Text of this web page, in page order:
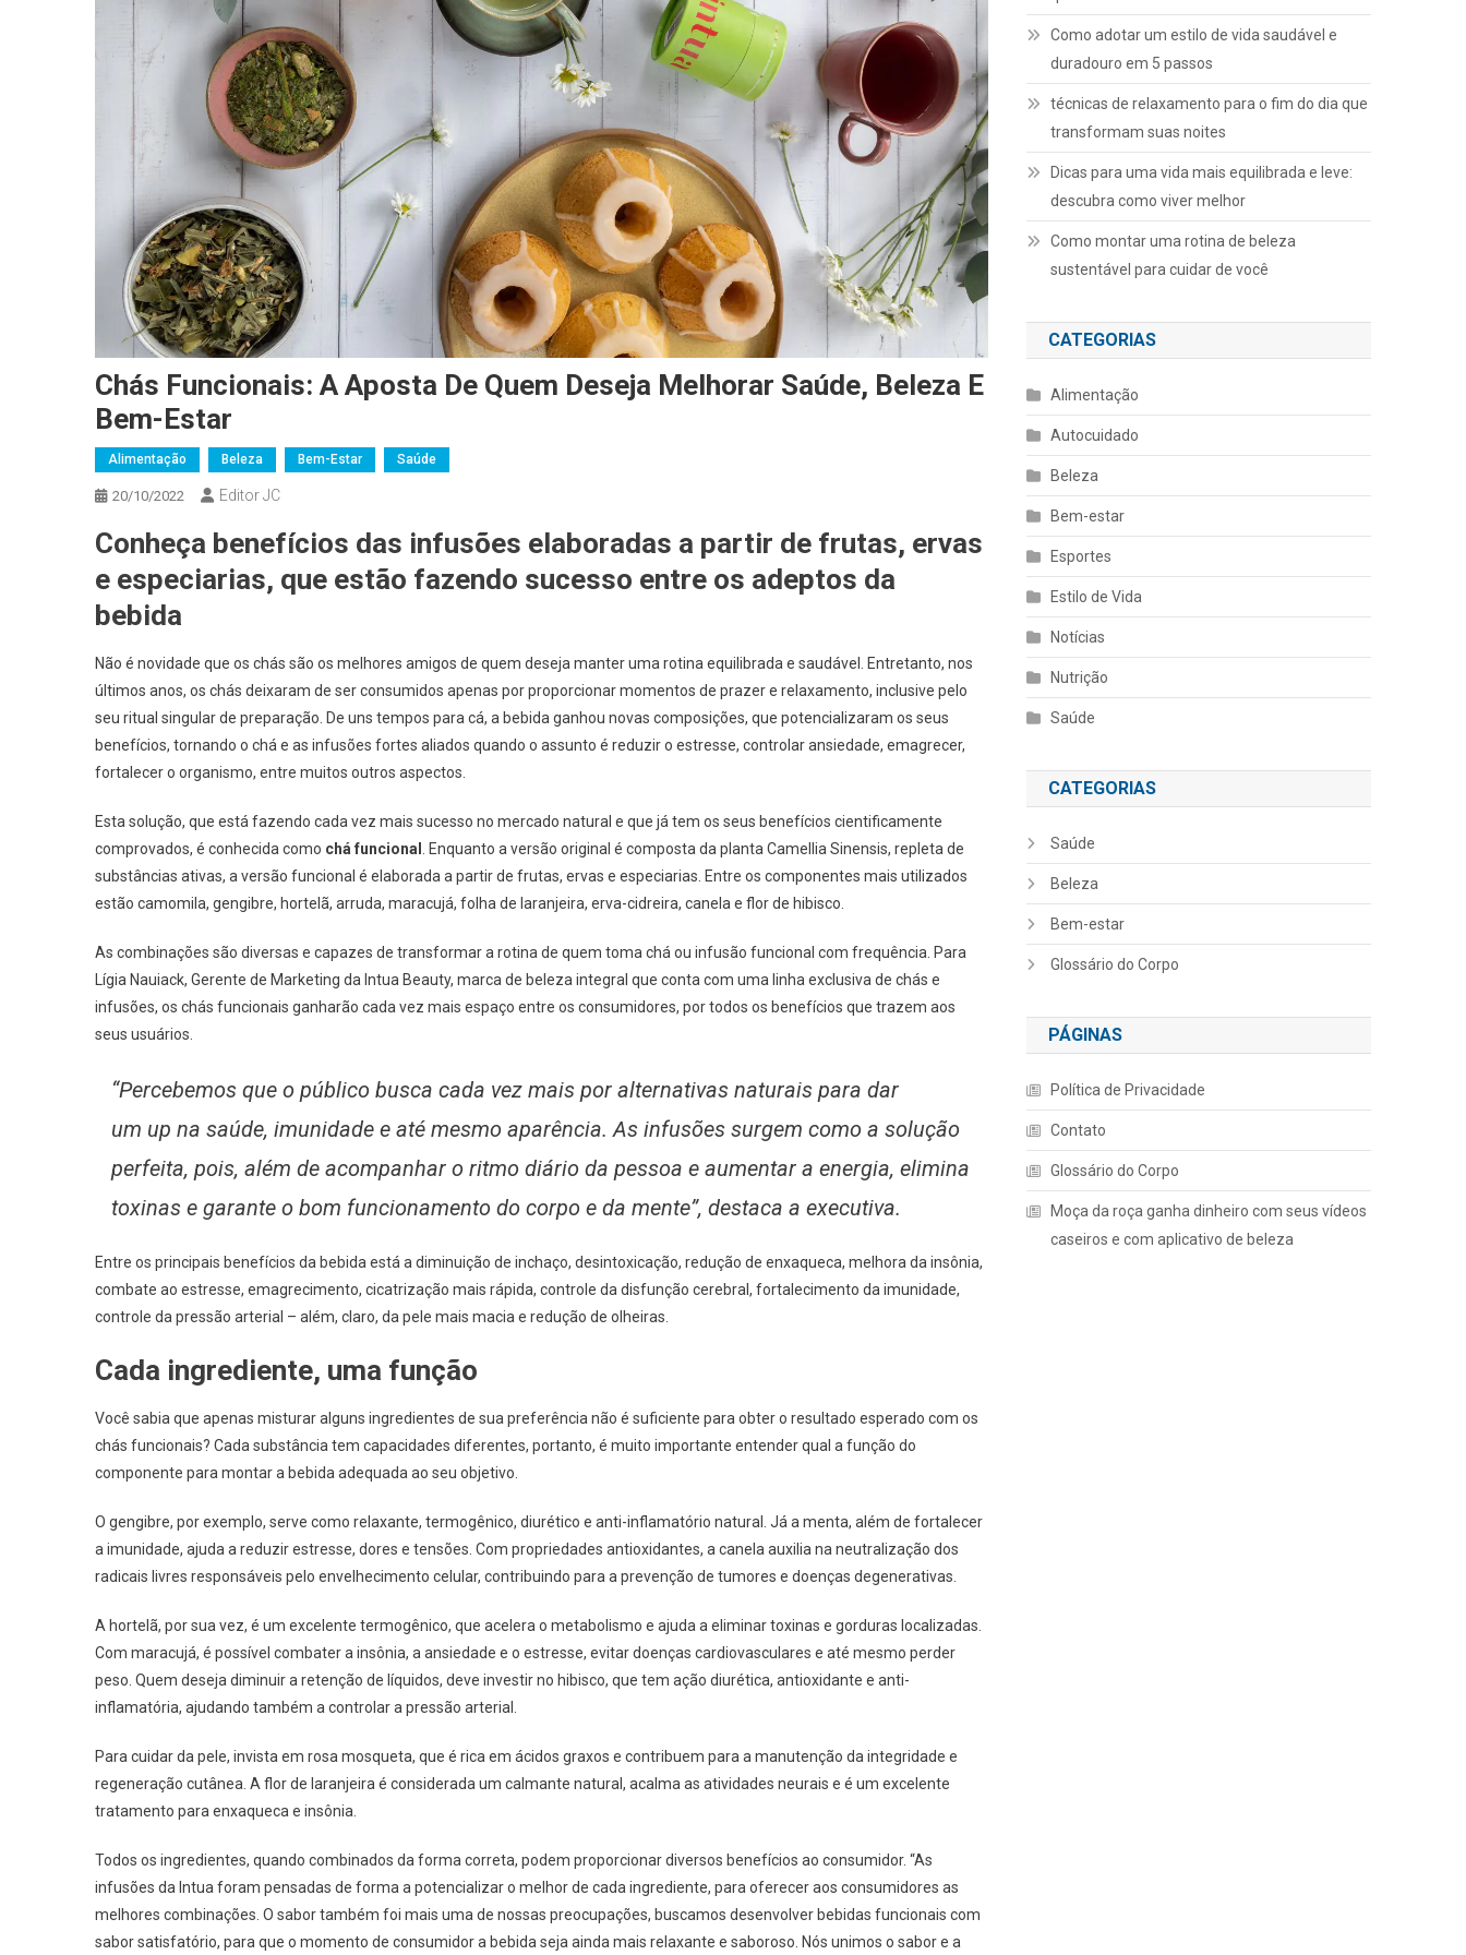
Chás Funcionais: A Aposta De Quem Deseja Melhorar Saúde, Beleza E
Bem-Estar
Alimentação Beleza Bem-Estar Saúde
20/10/2022 Editor JC
Conheça benefícios das infusões elaboradas a partir de frutas, ervas
e especiarias, que estão fazendo sucesso entre os adeptos da
bebida
Não é novidade que os chás são os melhores amigos de quem deseja manter uma rotina equilibrada e saudável. Entretanto, nos
últimos anos, os chás deixaram de ser consumidos apenas por proporcionar momentos de prazer e relaxamento, inclusive pelo
seu ritual singular de preparação. De uns tempos para cá, a bebida ganhou novas composições, que potencializaram os seus
benefícios, tornando o chá e as infusões fortes aliados quando o assunto é reduzir o estresse, controlar ansiedade, emagrecer,
fortalecer o organismo, entre muitos outros aspectos.
Esta solução, que está fazendo cada vez mais sucesso no mercado natural e que já tem os seus benefícios cientificamente
comprovados, é conhecida como chá funcional
. Enquanto a versão original é composta da planta Camellia Sinensis, repleta de
substâncias ativas, a versão funcional é elaborada a partir de frutas, ervas e especiarias. Entre os componentes mais utilizados
estão camomila, gengibre, hortelã, arruda, maracujá, folha de laranjeira, erva-cidreira, canela e flor de hibisco.
As combinações são diversas e capazes de transformar a rotina de quem toma chá ou infusão funcional com frequência. Para
Lígia Nauiack, Gerente de Marketing da Intua Beauty, marca de beleza integral que conta com uma linha exclusiva de chás e
infusões, os chás funcionais ganharão cada vez mais espaço entre os consumidores, por todos os benefícios que trazem aos
seus usuários.
“Percebemos que o público busca cada vez mais por alternativas naturais para dar
um up na saúde, imunidade e até mesmo aparência. As infusões surgem como a solução
perfeita, pois, além de acompanhar o ritmo diário da pessoa e aumentar a energia, elimina
toxinas e garante o bom funcionamento do corpo e da mente”, destaca a executiva.
Entre os principais benefícios da bebida está a diminuição de inchaço, desintoxicação, redução de enxaqueca, melhora da insônia,
combate ao estresse, emagrecimento, cicatrização mais rápida, controle da disfunção cerebral, fortalecimento da imunidade,
controle da pressão arterial – além, claro, da pele mais macia e redução de olheiras.
Cada ingrediente, uma função
Você sabia que apenas misturar alguns ingredientes de sua preferência não é suficiente para obter o resultado esperado com os
chás funcionais? Cada substância tem capacidades diferentes, portanto, é muito importante entender qual a função do
componente para montar a bebida adequada ao seu objetivo.
O gengibre, por exemplo, serve como relaxante, termogênico, diurético e anti-inflamatório natural. Já a menta, além de fortalecer
a imunidade, ajuda a reduzir estresse, dores e tensões. Com propriedades antioxidantes, a canela auxilia na neutralização dos
radicais livres responsáveis pelo envelhecimento celular, contribuindo para a prevenção de tumores e doenças degenerativas.
A hortelã, por sua vez, é um excelente termogênico, que acelera o metabolismo e ajuda a eliminar toxinas e gorduras localizadas.
Com maracujá, é possível combater a insônia, a ansiedade e o estresse, evitar doenças cardiovasculares e até mesmo perder
peso. Quem deseja diminuir a retenção de líquidos, deve investir no hibisco, que tem ação diurética, antioxidante e anti-
inflamatória, ajudando também a controlar a pressão arterial.
Para cuidar da pele, invista em rosa mosqueta, que é rica em ácidos graxos e contribuem para a manutenção da integridade e
regeneração cutânea. A flor de laranjeira é considerada um calmante natural, acalma as atividades neurais e é um excelente
tratamento para enxaqueca e insônia.
Todos os ingredientes, quando combinados da forma correta, podem proporcionar diversos benefícios ao consumidor. “As
infusões da Intua foram pensadas de forma a potencializar o melhor de cada ingrediente, para oferecer aos consumidores as
melhores combinações. O sabor também foi mais uma de nossas preocupações, buscamos desenvolver bebidas funcionais com
sabor satisfatório, para que o momento de consumidor a bebida seja ainda mais relaxante e saboroso. Nós unimos o sabor e a
Como adotar um estilo de vida saudável e
duradouro em 5 passos
técnicas de relaxamento para o fim do dia que
transformam suas noites
Dicas para uma vida mais equilibrada e leve:
descubra como viver melhor
Como montar uma rotina de beleza
sustentável para cuidar de você
CATEGORIAS
Alimentação
Autocuidado
Beleza
Bem-estar
Esportes
Estilo de Vida
Notícias
Nutrição
Saúde
CATEGORIAS
Saúde
Beleza
Bem-estar
Glossário do Corpo
PÁGINAS
Política de Privacidade
Contato
Glossário do Corpo
Moça da roça ganha dinheiro com seus vídeos
caseiros e com aplicativo de beleza